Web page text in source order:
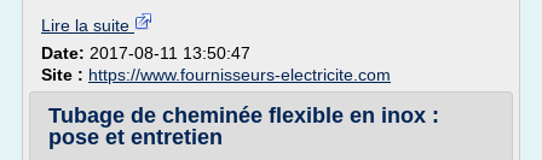
Lire la suite
Date: 2017-08-11 13:50:47
Site : https://www.fournisseurs-electricite.com
Tubage de cheminée flexible en inox :
pose et entretien